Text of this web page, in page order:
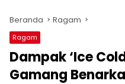
Beranda Ragam
Ragam
Dampak ‘Ice
Gamang